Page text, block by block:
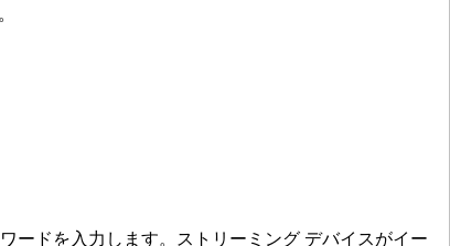
ードを入力します。ストリーミング デバイスがイー